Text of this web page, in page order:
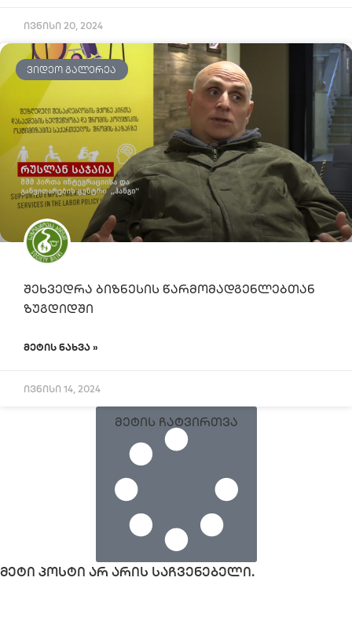
ივნისი 20, 2024
ᲕᲘᲓᲔᲝ ᲒᲐᲚᲔᲠᲔᲐ
შეხვედრა ბიზნესის წარმომადგენლებთან
ზუგდიდში
ᲛᲔᲢᲘᲡ ᲜᲐᲮᲕᲐ »
ივნისი 14, 2024
მეტის ჩატვირთვა
მეტი პოსტი არ არის საჩვენებელი.